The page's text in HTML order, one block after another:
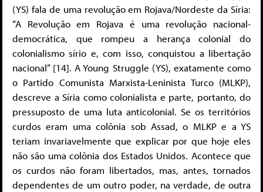
(YS) fala de uma revolução em Rojava/Nordeste da Síria:
“A Revolução em Rojava é uma revolução nacional-
democrática, que rompeu a herança colonial do
colonialismo sírio e, com isso, conquistou a libertação
nacional” [14]. A Young Struggle (YS), exatamente como
o Partido Comunista Marxista-Leninista Turco (MLKP),
descreve a Síria como colonialista e parte, portanto, do
pressuposto de uma luta anticolonial. Se os territórios
curdos eram uma colônia sob Assad, o MLKP e a YS
teriam invariavelmente que explicar por que hoje eles
não são uma colônia dos Estados Unidos. Acontece que
os curdos não foram libertados, mas, antes, tornados
dependentes de um outro poder, na verdade, de outra